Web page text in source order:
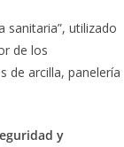
sanitaria”, utilizado
de los
de arcilla, panelería
y